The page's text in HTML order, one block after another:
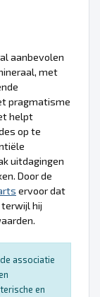
aanbevolen
met
pragmatisme
helpt
op te
uitdagingen
Door de
ervoor dat
hij
associatie
en